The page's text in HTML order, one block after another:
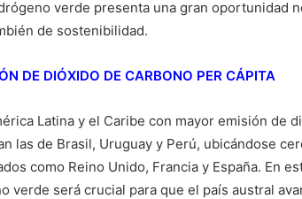
verde presenta una gran oportunidad
de sostenibilidad.
DE DIÓXIDO DE CARBONO PER CÁPITA
Latina y el Caribe con mayor emisión de
las de Brasil, Uruguay y Perú, ubicándose
como Reino Unido, Francia y España. En
verde será crucial para que el país austral